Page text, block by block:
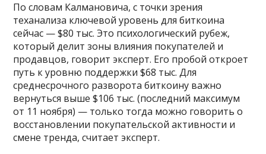
По словам Калмановича, с точки зрения
теханализа ключевой уровень для биткоина
сейчас — $80 тыс. Это психологический рубеж,
который делит зоны влияния покупателей и
продавцов, говорит эксперт. Его пробой откроет
путь к уровню поддержки $68 тыс. Для
среднесрочного разворота биткоину важно
вернуться выше $106 тыс. (последний максимум
от 11 ноября) — только тогда можно говорить о
восстановлении покупательской активности и
смене тренда, считает эксперт.